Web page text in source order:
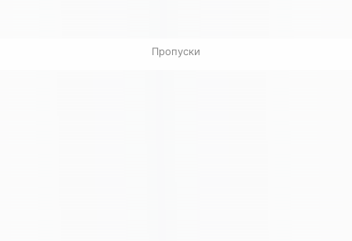
Пропуски